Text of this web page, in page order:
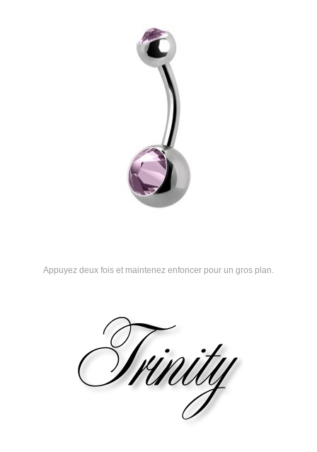
Appuyez deux fois et maintenez enfoncer pour un gros plan.